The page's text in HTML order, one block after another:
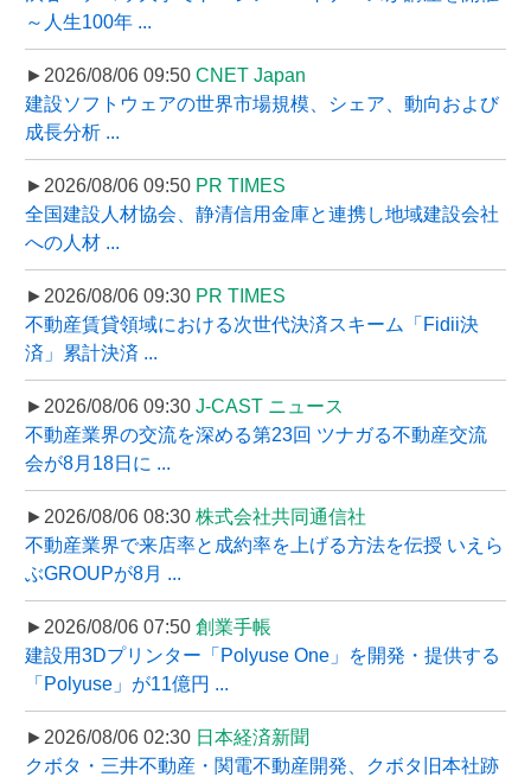
～人生100年 ...
►2026/08/06 09:50 CNET Japan
建設ソフトウェアの世界市場規模、シェア、動向および
成長分析 ...
►2026/08/06 09:50 PR TIMES
全国建設人材協会、静清信用金庫と連携し地域建設会社
への人材 ...
►2026/08/06 09:30 PR TIMES
不動産賃貸領域における次世代決済スキーム「Fidii決
済」累計決済 ...
►2026/08/06 09:30 J-CAST ニュース
不動産業界の交流を深める第23回 ツナガる不動産交流
会が8月18日に ...
►2026/08/06 08:30 株式会社共同通信社
不動産業界で来店率と成約率を上げる方法を伝授 いえら
ぶGROUPが8月 ...
►2026/08/06 07:50 創業手帳
建設用3Dプリンター「Polyuse One」を開発・提供する
「Polyuse」が11億円 ...
►2026/08/06 02:30 日本経済新聞
クボタ・三井不動産・関電不動産開発、クボタ旧本社跡